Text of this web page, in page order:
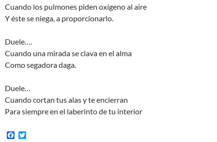
Cuando los pulmones piden oxígeno al aire
Y éste se niega, a proporcionarlo.
Duele….
Cuando una mirada se clava en el alma
Como segadora daga.
Duele…
Cuando cortan tus alas y te encierran
Para siempre en el laberinto de tu interior
F